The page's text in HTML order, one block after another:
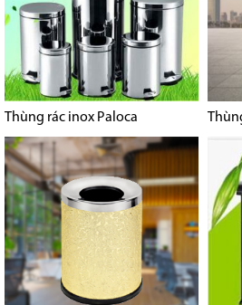
Thùng rác inox Paloca